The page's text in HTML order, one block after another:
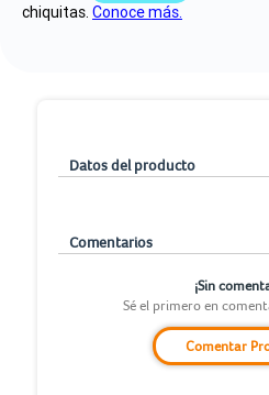
Datos del producto
Comentarios
¡Sin
Sé el primero en
Comentar